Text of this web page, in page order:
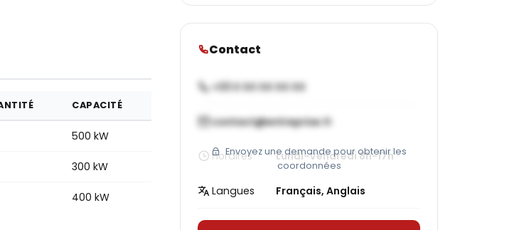
CAPACITÉ
500 kW
300 kW
400 kW
Contact
+33 X XX XX XX XX
contact@entreprise.fr
Envoyez une demande pour obtenir les
coordonnées
Horaires Lundi-Vendredi 8h-17h
Langues Français, Anglais